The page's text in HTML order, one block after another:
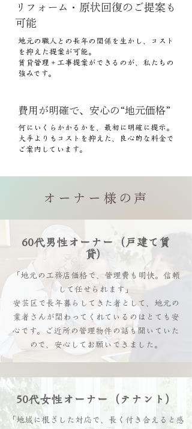
リフォーム・原状回復のご提案も
可能
地元の職人との長年の関係を生かし、コスト
を抑えた提案が可能。
賃貸管理＋工事提案ができるのが、私たちの
強みです。
費用が明確で、安心の“地元価格”
何にいくらかかるかを、最初に明確に提示。
大手よりもコストを抑えた、良心的な料金で
ご案内しています。
オーナー様の声
60代男性オーナー（戸建て賃
貸）
「地元の工務店価格で、管理費も 明快。信頼
して任せられます」
安芸区で長年暮らしてきた者として、地元の
業者さんが関わってくれているのはとても安
心です。ご近所の管理物件の話も聞いていた
ので、安心してお願いできました。
50代女性オーナー（テナント）
「地域に根ざした対応で、長く付き合えると感